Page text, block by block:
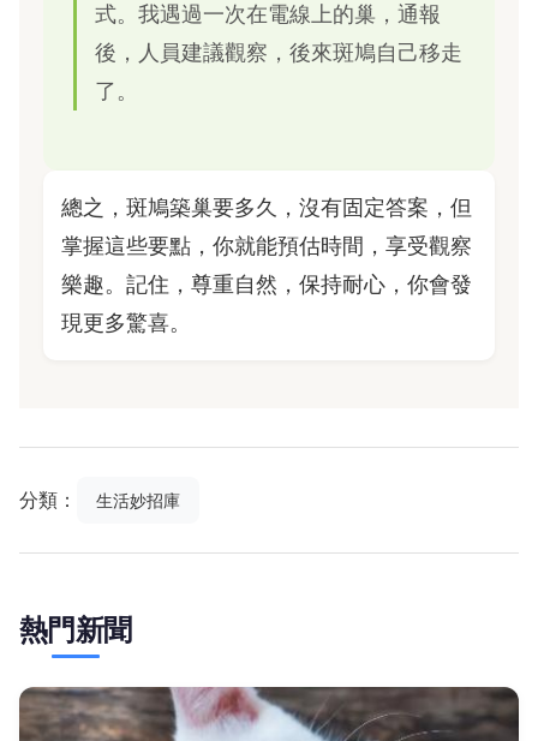
式。我遇過一次在電線上的巢，通報
後，人員建議觀察，後來斑鳩自己移走
了。
總之，斑鳩築巢要多久，沒有固定答案，但
掌握這些要點，你就能預估時間，享受觀察
樂趣。記住，尊重自然，保持耐心，你會發
現更多驚喜。
分類： 生活妙招庫
熱門新聞